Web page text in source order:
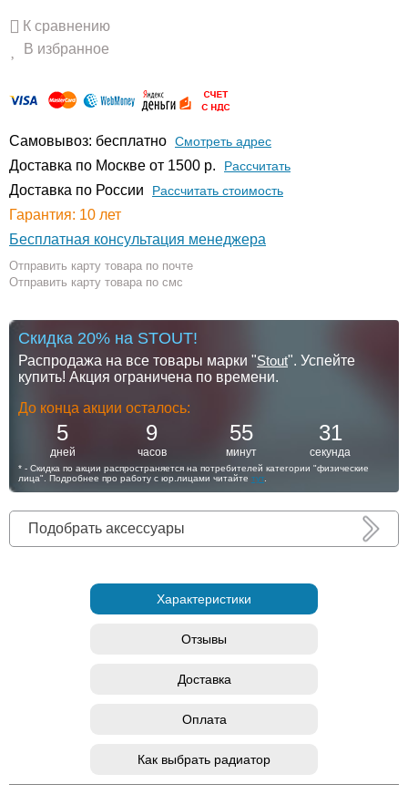
К сравнению
В избранное
Самовывоз: бесплатно Смотреть адрес
Доставка по Москве от 1500 р. Расcчитать
Доставка по России Рассчитать стоимость
Гарантия: 10 лет
Бесплатная консультация менеджера
Отправить карту товара по почте
Отправить карту товара по смс
Скидка 20% на STOUT!
Распродажа на все товары марки "Stout". Успейте
купить! Акция ограничена по времени.
До конца акции осталось:
5
дней
9
часов
55
минут
30
секунд
* - Скидка по акции распространяется на потребителей категории "физические
лица". Подробнее про работу с юр.лицами читайте тут
Подобрать аксессуары
Характеристики
Отзывы
Доставка
Оплата
Как выбрать радиатор